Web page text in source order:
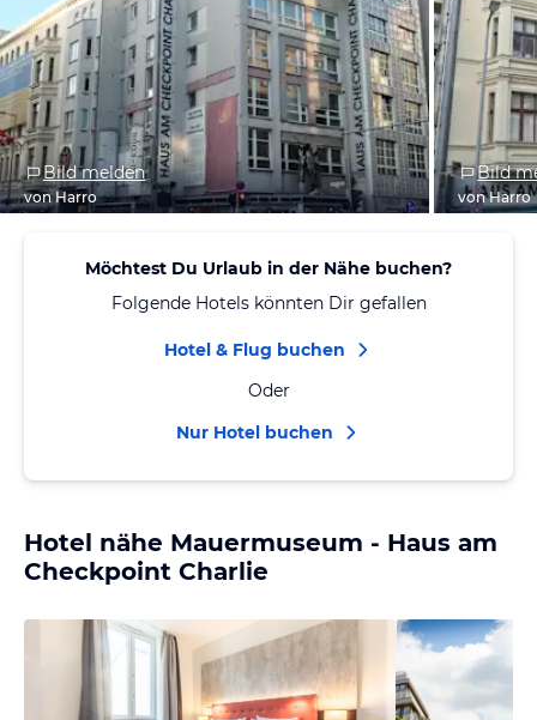
Bild melden
von Harro
Bild
von Harro
Möchtest Du Urlaub in der Nähe buchen?
Folgende Hotels könnten Dir gefallen
Hotel & Flug buchen
Oder
Nur Hotel buchen
Hotel nähe Mauermuseum - Haus am
Checkpoint Charlie